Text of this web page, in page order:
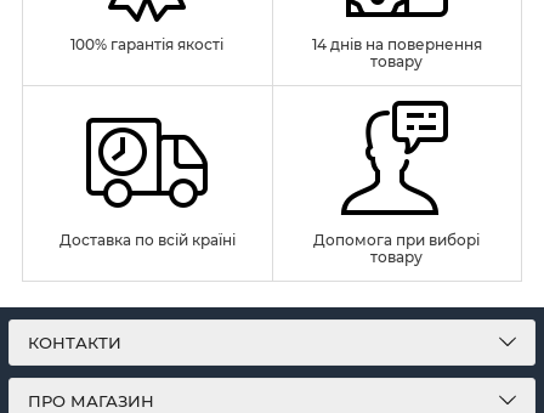
100% гарантія якості
14 днів на повернення
товару
Доставка по всій країні
Допомога при виборі
товару
КОНТАКТИ
ПРО МАГАЗИН